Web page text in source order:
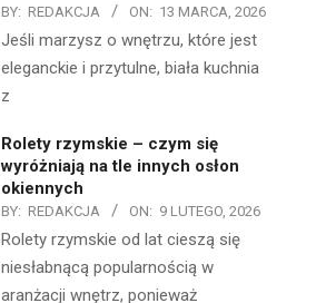
BY: REDAKCJA ON: 13 MARCA, 2026
Jeśli marzysz o wnętrzu, które jest
eleganckie i przytulne, biała kuchnia
z
Rolety rzymskie – czym się
wyróżniają na tle innych osłon
okiennych
BY: REDAKCJA ON: 9 LUTEGO, 2026
Rolety rzymskie od lat cieszą się
niesłabnącą popularnością w
aranżacji wnętrz, ponieważ